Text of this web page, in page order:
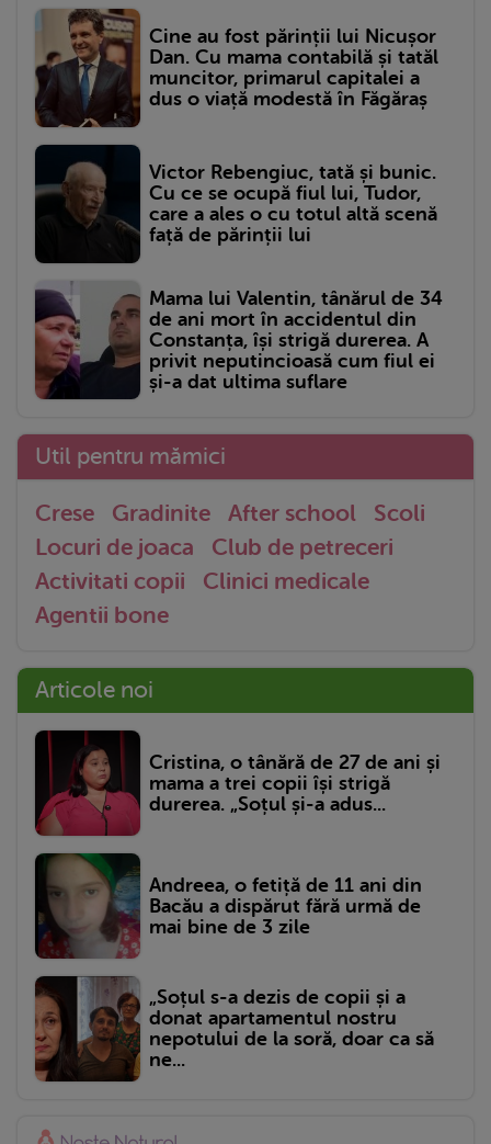
Cine au fost părinții lui Nicușor
Dan. Cu mama contabilă și tatăl
muncitor, primarul capitalei a
dus o viață modestă în Făgăraș
Victor Rebengiuc, tată și bunic.
Cu ce se ocupă fiul lui, Tudor,
care a ales o cu totul altă scenă
față de părinții lui
Mama lui Valentin, tânărul de 34
de ani mort în accidentul din
Constanța, își strigă durerea. A
privit neputincioasă cum fiul ei
și-a dat ultima suflare
Util pentru mămici
Crese Gradinite After school
Scoli
Locuri de joaca
Club de petreceri
Activitati copii
Clinici medicale
Agentii bone
Articole noi
Cristina, o tânără de 27 de ani și
mama a trei copii își strigă
durerea. „Soțul și-a adus...
Andreea, o fetiță de 11 ani din
Bacău a dispărut fără urmă de
mai bine de 3 zile
„Soțul s-a dezis de copii și a
donat apartamentul nostru
nepotului de la soră, doar ca să
ne...